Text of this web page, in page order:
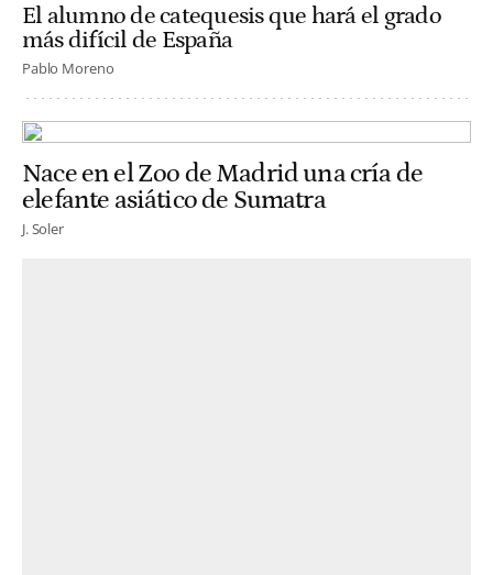
El alumno de catequesis que hará el grado
más difícil de España
Pablo Moreno
Nace en el Zoo de Madrid una cría de
elefante asiático de Sumatra
J. Soler